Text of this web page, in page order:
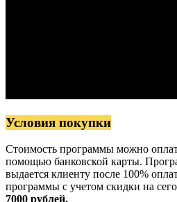
Условия покупки
Стоимость программы можно
помощью банковской карты.
выдается клиенту после 100%
программы с учетом скидки на
7000 рублей.